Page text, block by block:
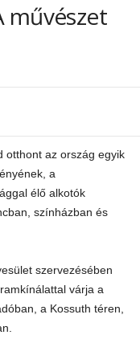
művészet
otthont az ország egyik
a
élő alkotók
színházban és
szervezésében
várja a
a Kossuth téren,